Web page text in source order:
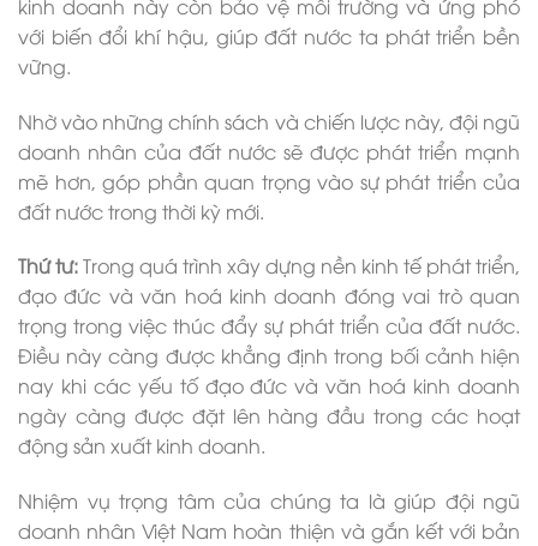
kinh doanh này còn bảo vệ môi trường và ứng phó
với biến đổi khí hậu, giúp đất nước ta phát triển bền
vững.
Nhờ vào những chính sách và chiến lược này, đội ngũ
doanh nhân của đất nước sẽ được phát triển mạnh
mẽ hơn, góp phần quan trọng vào sự phát triển của
đất nước trong thời kỳ mới.
Thứ tư:Trong quá trình xây dựng nền kinh tế phát triển,
đạo đức và văn hoá kinh doanh đóng vai trò quan
trọng trong việc thúc đẩy sự phát triển của đất nước.
Điều này càng được khẳng định trong bối cảnh hiện
nay khi các yếu tố đạo đức và văn hoá kinh doanh
ngày càng được đặt lên hàng đầu trong các hoạt
động sản xuất kinh doanh.
Nhiệm vụ trọng tâm của chúng ta là giúp đội ngũ
doanh nhân Việt Nam hoàn thiện và gắn kết với bản